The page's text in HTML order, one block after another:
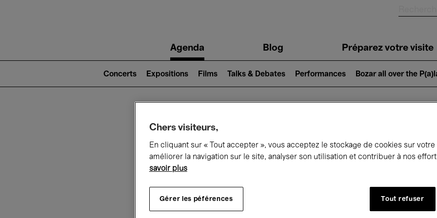
navigationAgenda Blog Préparez votre visite
2)
Concerts Expositions Films Talks & Debates Performances Bozar all over the
Ce qui se passe à
Vendredi 15 - Samedi 23 Mai 2026
Chers visiteurs,
En cliquant sur « Tout accepter », vous acceptez le stockage de cookies sur
améliorer la navigation sur le site, analyser son utilisation et contribuer à nos
savoir plus
Gérer les péférences Tout refuser